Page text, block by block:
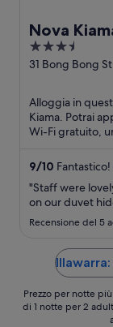
Nova
3.5
out
5
31 Bong Bong
Alloggia in
Kiama. Potrai
Wi-Fi gratuito,
9/10
"Staff were
on our duvet
Recensione del 5
Prezzo per notte
di 1 notte per 2